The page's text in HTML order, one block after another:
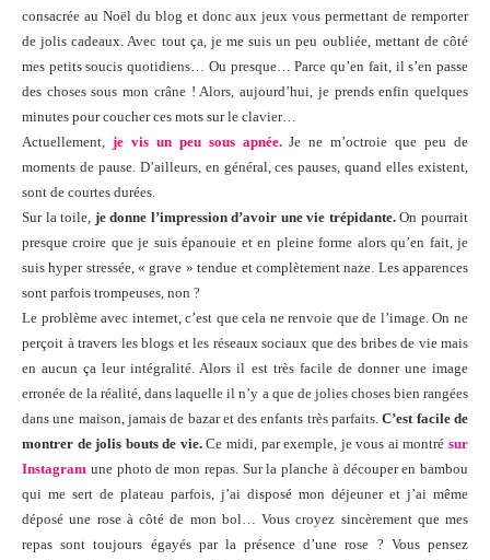
consacrée au Noël du blog et donc aux jeux vous permettant de remporter
de jolis cadeaux. Avec tout ça, je me suis un peu oubliée, mettant de côté
mes petits soucis quotidiens… Ou presque… Parce qu’en fait, il s’en passe
des choses sous mon crâne ! Alors, aujourd’hui, je prends enfin quelques
minutes pour coucher ces mots sur le clavier…
Actuellement, je vis un peu sous apnée. Je ne m’octroie que peu de
moments de pause. D’ailleurs, en général, ces pauses, quand elles existent,
sont de courtes durées.
Sur la toile, je donne l’impression d’avoir une vie trépidante.On pourrait
presque croire que je suis épanouie et en pleine forme alors qu’en fait, je
suis hyper stressée, « grave » tendue et complètement naze. Les apparences
sont parfois trompeuses, non ?
Le problème avec internet, c’est que cela ne renvoie que de l’image. On ne
perçoit à travers les blogs et les réseaux sociaux que des bribes de vie mais
en aucun ça leur intégralité. Alors il est très facile de donner une image
erronée de la réalité, dans laquelle il n’y a que de jolies choses bien rangées
dans une maison, jamais de bazar et des enfants très parfaits. C’est facile de
montrer de jolis bouts de vie.Ce midi, par exemple, je vous ai montrésur
Instagram une photo de mon repas. Sur la planche à découper en bambou
qui me sert de plateau parfois, j’ai disposé mon déjeuner et j’ai même
déposé une rose à côté de mon bol… Vous croyez sincèrement que mes
repas sont toujours égayés par la présence d’une rose ? Vous pensez